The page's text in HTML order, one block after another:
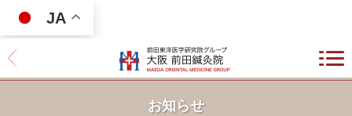
JA
お知らせ